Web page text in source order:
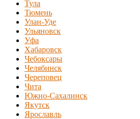
Тула
Тюмень
Улан-Уде
Ульяновск
Уфа
Хабаровск
Чебоксары
Челябинск
Череповец
Чита
Южно-Сахалинск
Якутск
Ярославль